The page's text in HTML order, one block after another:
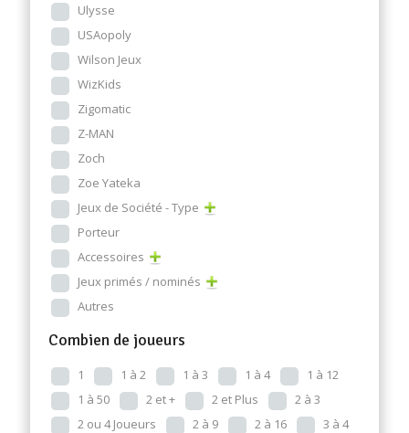
Ulysse
USAopoly
Wilson Jeux
WizKids
Zigomatic
Z-MAN
Zoch
Zoe Yateka
Jeux de Société - Type
Porteur
Accessoires
Jeux primés / nominés
Autres
Combien de joueurs
1 1 à 2 1 à 3 1 à 4
1 à 12
1 à 50
2 et + 2 et Plus
2 à 3
2 ou 4 Joueurs
2 à 9 2 à 16
3 à 4